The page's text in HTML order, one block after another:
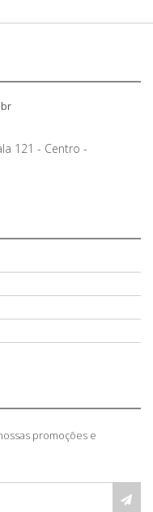
121 - Centro -
promoções e